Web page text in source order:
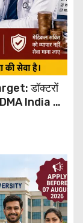
डॉक्टरों
India का